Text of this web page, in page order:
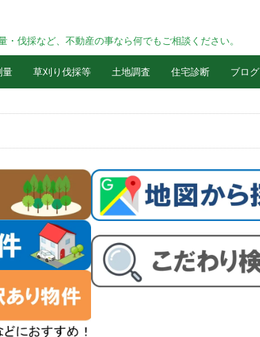
伐採など、不動産の事なら何でもご相談ください。
量 草刈り伐採等 土地調査 住宅診断 ブログ